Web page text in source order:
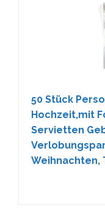
50 Stück
Hochzeit,mit
Servietten
Weihnachten,